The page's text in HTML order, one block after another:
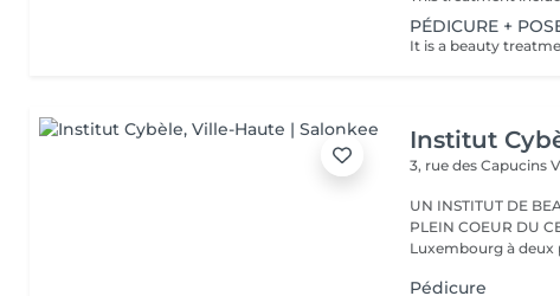
PÉDICURE +
Institut
3, rue des Capucins
UN INSTITUT DE
PLEIN COEUR DU CENTRE VILLE
Luxembourg à deux
Pédicure